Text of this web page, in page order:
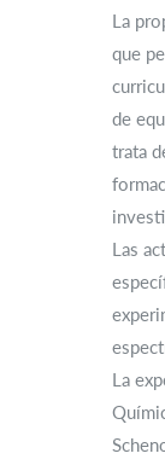
La
que
de
trata
Las
La